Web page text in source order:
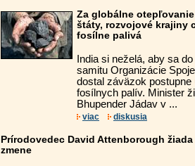
Za globálne
štáty, rozvojové krajiny
fosílne palivá
India si neželá, aby sa
samitu Organizácie
dostal záväzok
fosílnych palív. Minister
Bhupender Jádav v ...
viac diskusia
Prírodovedec David Attenborough
zmene